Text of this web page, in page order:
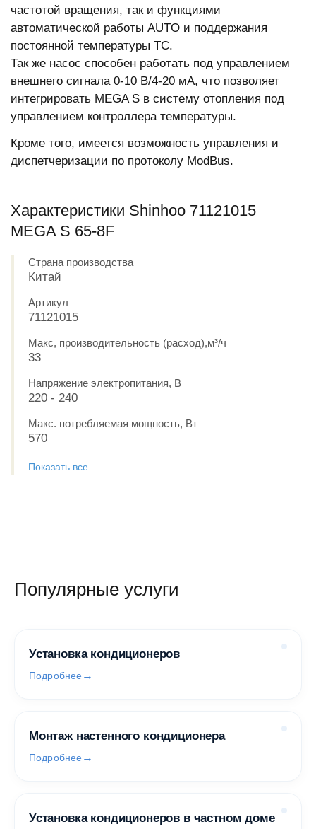
частотой вращения, так и функциями
автоматической работы AUTO и поддержания
постоянной температуры TC.
Так же насос способен работать под управлением
внешнего сигнала 0-10 В/4-20 мА, что позволяет
интегрировать MEGA S в систему отопления под
управлением контроллера температуры.
Кроме того, имеется возможность управления и
диспетчеризации по протоколу ModBus.
Характеристики Shinhoo 71121015
MEGA S 65-8F
Страна производства
Китай
Артикул
71121015
Макс, производительность (расход),м³/ч
33
Напряжение электропитания, В
220 - 240
Макс. потребляемая мощность, Вт
570
Показать все
Популярные услуги
Установка кондиционеров
Подробнее
Монтаж настенного кондиционера
Подробнее
Установка кондиционеров в частном доме